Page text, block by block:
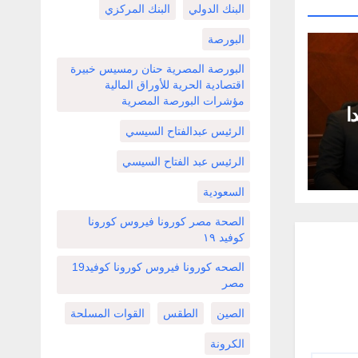
البنك الدولي البنك المركزي
البورصة
البورصة المصرية حنان رمسيس خبيرة
اقتصادية الحرية للأوراق المالية
مؤشرات البورصة المصرية
الرئيس عبدالفتاح السيسي
الرئيس عبد الفتاح السيسي
السعودية
الصحة مصر كورونا فيروس كورونا
كوفيد ١٩
الصحه كورونا فيروس كورونا كوفيد19
مصر
الصين الطقس القوات المسلحة
الكرونة